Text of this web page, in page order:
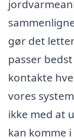
gør det
passer
kontakte
vores
ikke med at
kan komme